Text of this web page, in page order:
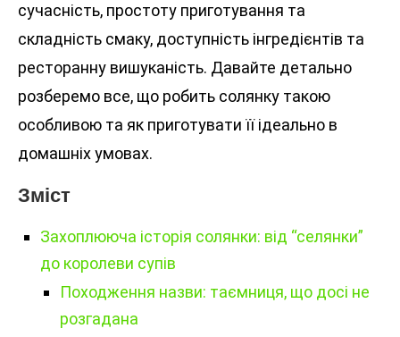
сучасність, простоту приготування та
складність смаку, доступність інгредієнтів та
ресторанну вишуканість. Давайте детально
розберемо все, що робить солянку такою
особливою та як приготувати її ідеально в
домашніх умовах.
Зміст
Захоплююча історія солянки: від “селянки”
до королеви супів
Походження назви: таємниця, що досі не
розгадана